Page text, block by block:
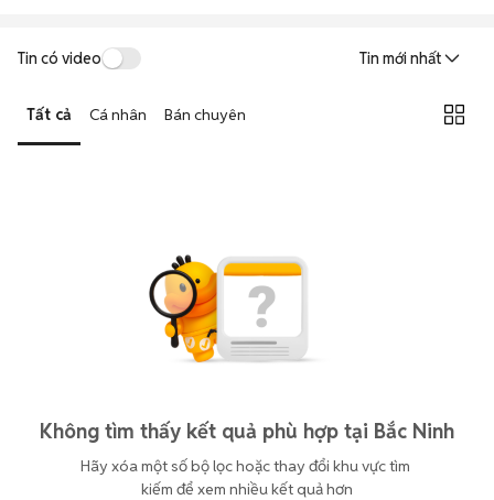
Tin có video Tin mới nhất
Tất cả Cá nhân Bán chuyên
Không tìm thấy kết quả phù hợp tại Bắc Ninh
Hãy xóa một số bộ lọc hoặc thay đổi khu vực tìm
kiếm để xem nhiều kết quả hơn